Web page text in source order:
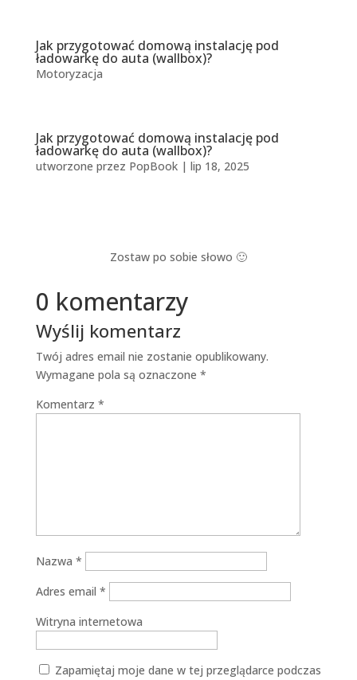
Jak przygotować domową instalację pod
ładowarkę do auta (wallbox)?
Motoryzacja
Jak przygotować domową instalację pod
ładowarkę do auta (wallbox)?
utworzone przez PopBook| lip 18, 2025
Zostaw po sobie słowo 🙂
0 komentarzy
Wyślij komentarz
Twój adres email nie zostanie opublikowany.
Wymagane pola są oznaczone *
Komentarz *
Nazwa *
Adres email *
Witryna internetowa
Zapamiętaj moje dane w tej przeglądarce podczas